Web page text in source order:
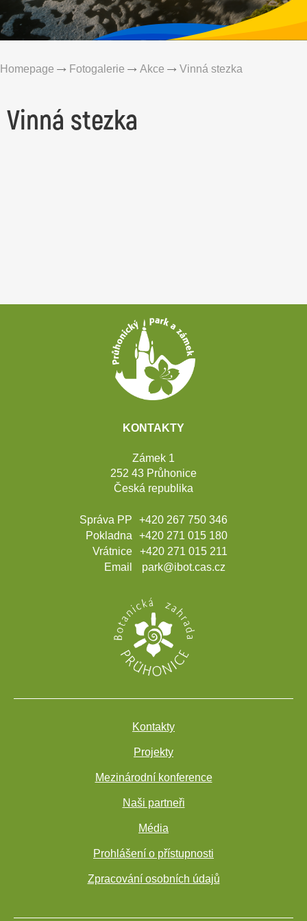
Homepage Fotogalerie Akce Vinná stezka
Vinná stezka
KONTAKTY
Zámek 1
252 43 Průhonice
Česká republika
Správa PP
Pokladna
Vrátnice
Email
+420 267 750 346
+420 271 015 180
+420 271 015 211
park@ibot.cas.cz
Kontakty
Projekty
Mezinárodní konference
Naši partneři
Média
Prohlášení o přístupnosti
Zpracování osobních údajů